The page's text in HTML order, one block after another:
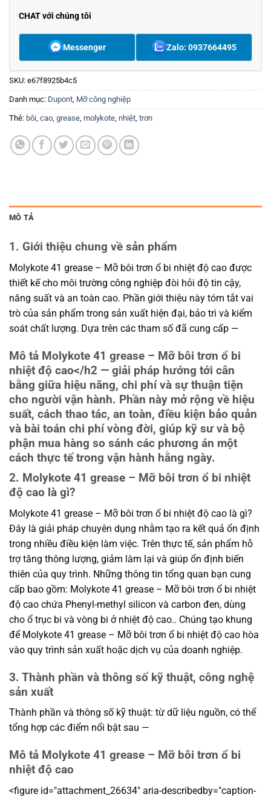
CHAT với chúng tôi
Messenger Zalo: 0937664495
SKU: e67f8925b4c5
Danh mục: Dupont, Mỡ công nghiệp
Thẻ: bôi, cao, grease, molykote, nhiệt, trơn
MÔ TẢ
1. Giới thiệu chung về sản phẩm
Molykote 41 grease – Mỡ bôi trơn ổ bi nhiệt độ cao được
thiết kế cho môi trường công nghiệp đòi hỏi độ tin cậy,
năng suất và an toàn cao. Phần giới thiệu này tóm tắt vai
trò của sản phẩm trong sản xuất hiện đại, bảo trì và kiểm
soát chất lượng. Dựa trên các tham số đã cung cấp —
Mô tả Molykote 41 grease – Mỡ bôi trơn ổ bi
nhiệt độ cao</h2 — giải pháp hướng tới cân
bằng giữa hiệu năng, chi phí và sự thuận tiện
cho người vận hành. Phần này mở rộng về hiệu
suất, cách thao tác, an toàn, điều kiện bảo quản
và bài toán chi phí vòng đời, giúp kỹ sư và bộ
phận mua hàng so sánh các phương án một
cách thực tế trong vận hành hằng ngày.
2. Molykote 41 grease – Mỡ bôi trơn ổ bi nhiệt
độ cao là gì?
Molykote 41 grease – Mỡ bôi trơn ổ bi nhiệt độ cao là gì?
Đây là giải pháp chuyên dụng nhằm tạo ra kết quả ổn định
trong nhiều điều kiện làm việc. Trên thực tế, sản phẩm hỗ
trợ tăng thông lượng, giảm làm lại và giúp ổn định biến
thiên của quy trình. Những thông tin tổng quan bạn cung
cấp bao gồm: Molykote 41 grease – Mỡ bôi trơn ổ bi nhiệt
độ cao chứa Phenyl-methyl silicon và carbon đen, dùng
cho ổ trục bi và vòng bi ở nhiệt độ cao.. Chúng tạo khung
để Molykote 41 grease – Mỡ bôi trơn ổ bi nhiệt độ cao hòa
vào quy trình sản xuất hoặc dịch vụ của doanh nghiệp.
3. Thành phần và thông số kỹ thuật, công nghệ
sản xuất
Thành phần và thông số kỹ thuật: từ dữ liệu nguồn, có thể
tổng hợp các điểm nổi bật sau —
Mô tả Molykote 41 grease – Mỡ bôi trơn ổ bi
nhiệt độ cao
<figure id="attachment_26634" aria-describedby="caption-